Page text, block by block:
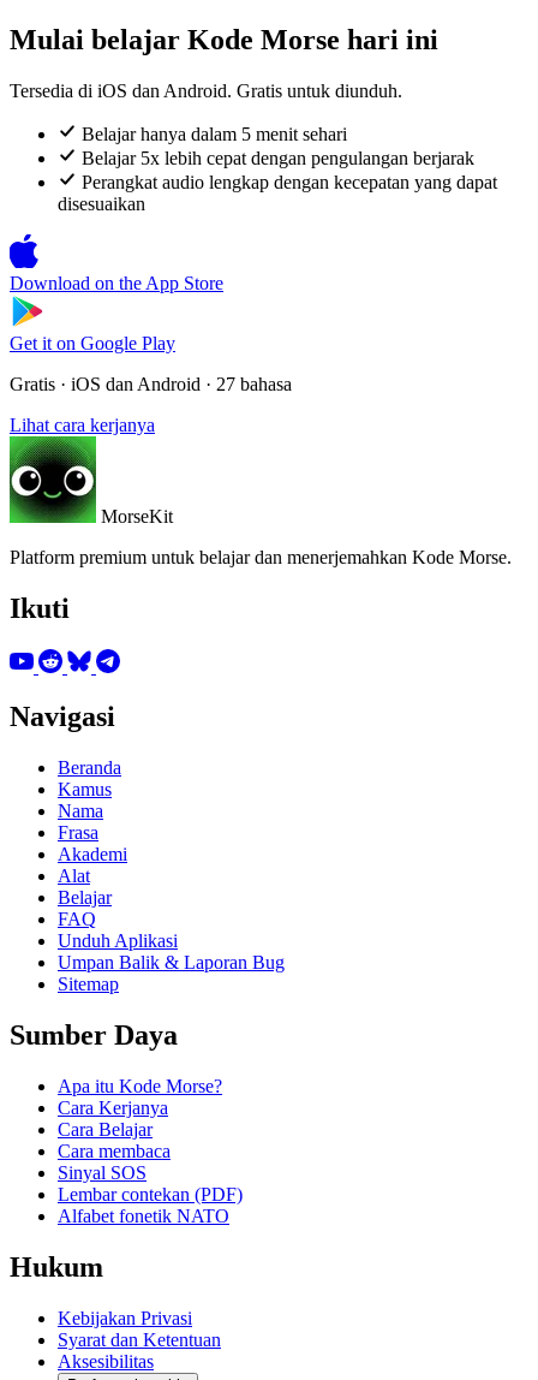
Mulai belajar Kode Morse hari ini
Tersedia di iOS dan Android. Gratis untuk diunduh.
Belajar hanya dalam 5 menit sehari
Belajar 5x lebih cepat dengan pengulangan berjarak
Perangkat audio lengkap dengan kecepatan yang dapat
disesuaikan
Download on the App Store
Get it on Google Play
Gratis · iOS dan Android · 27 bahasa
Lihat cara kerjanya
MorseKit
Platform premium untuk belajar dan menerjemahkan Kode Morse.
Ikuti
Navigasi
Beranda
Kamus
Nama
Frasa
Akademi
Alat
Belajar
FAQ
Unduh Aplikasi
Umpan Balik & Laporan Bug
Sitemap
Sumber Daya
Apa itu Kode Morse?
Cara Kerjanya
Cara Belajar
Cara membaca
Sinyal SOS
Lembar contekan (PDF)
Alfabet fonetik NATO
Hukum
Kebijakan Privasi
Syarat dan Ketentuan
Aksesibilitas